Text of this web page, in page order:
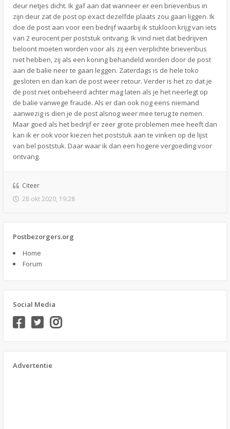
deur netjes dicht. Ik gaf aan dat wanneer er een brievenbus in
zijn deur zat de post op exact dezelfde plaats zou gaan liggen. Ik
doe de post aan voor een bedrijf waarbij ik stukloon krijg van iets
van 2 eurocent per poststuk ontvang. Ik vind niet dat bedrijven
beloont moeten worden voor als zij een verplichte brievenbus
niet hebben, zij als een koning behandeld worden door de post
aan de balie neer te gaan leggen. Zaterdags is de hele toko
gesloten en dan kan de post weer retour. Verder is het zo dat je
de post niet onbeheerd achter mag laten als je het neerlegt op
de balie vanwege fraude. Als er dan ook nog eens niemand
aanwezig is dien je de post alsnog weer mee terug te nemen.
Maar goed als het bedrijf er zeer grote problemen mee heeft dan
kan ik er ook voor kiezen het poststuk aan te vinken op de lijst
van bel poststuk. Daar waar ik dan een hogere vergoeding voor
ontvang.
Citeer
28 okt 2020, 19:28
Postbezorgers.org
Home
Forum
Social Media
Advertentie